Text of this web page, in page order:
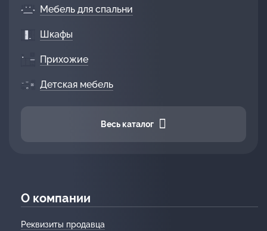
Мебель для спальни
Шкафы
Прихожие
Детская мебель
Весь каталог
О компании
Реквизиты продавца